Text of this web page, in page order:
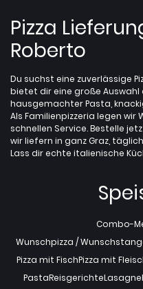
Pizza
Roberto
Du suchst eine zuverlässige
bietet dir eine große Auswahl
hausgemachter Pasta,
Als Familienpizzeria legen
schnellen Service. Bestelle
wir liefern in ganz Graz,
Lass dir echte italienische
Combo-
Wunschpizza /
Pizza mit FischPizza mit
PastaReisgerichteLasagne